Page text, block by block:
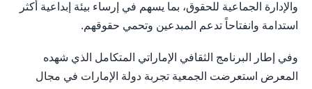
والإدارة الجماعية للحقوق، بما يسهم في إرساء بيئة إبداعية أكثر
استدامة وانفتاحاً تدعم المبدعين وتحمي حقوقهم.
وفي إطار البرنامج الثقافي الإماراتي المتكامل الذي شهده
المعرض استعرضت الجمعية تجربة دولة الإمارات في مجال